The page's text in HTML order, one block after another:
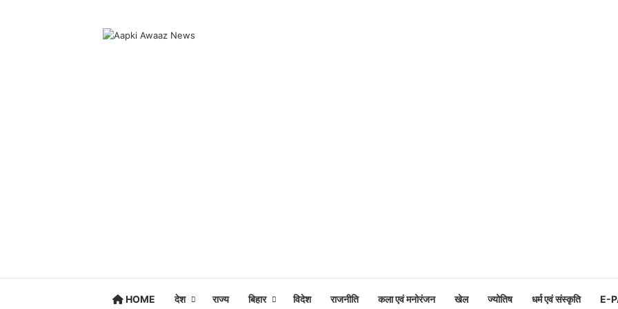
HOME देश राज्य बिहार विदेश राजनीति कला एवं मनोरंजन खेल ज्योतिष धर्म एवं संस्कृति E-